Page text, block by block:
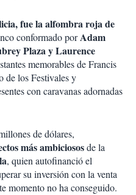
fue la alfombra roja de
conformado porAdam
Plaza y Laurence
memorables de Francis
de los Festivales y
con caravanas adornadas
de dólares,
más ambiciososde la
, quien autofinanció el
su inversión con la venta
momento no ha conseguido.